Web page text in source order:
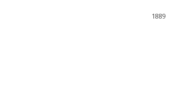
1889